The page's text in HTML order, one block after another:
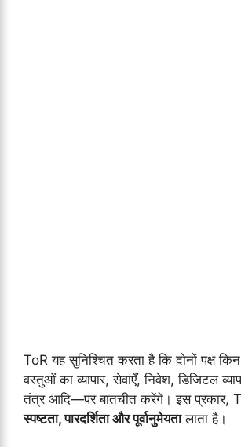
ToR यह सुनिश्चित करता है कि दोनों पक्ष
वस्तुओं का व्यापार, सेवाएँ, निवेश, डिजिटल
तंत्र आदि—पर बातचीत करेंगे। इस प्रकार,
स्पष्टता, पारदर्शिता और पूर्वानुमेयतालाता है।